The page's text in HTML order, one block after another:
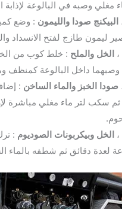
وصبه في البالوعة لإذابة
صودا والليمون: وضع كمية من
طازج لفتح الانسداد
والملح: خلط كوب من الخل
داخل البالوعة كمنظف
الخبز والماء الساخن: إضافة
لتر ماء مغلي مباشرة لإزالة
وبيكربونات الصوديوم: ترك
دقائق ثم شطفه بالماء الساخن